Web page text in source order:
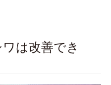
は改善でき